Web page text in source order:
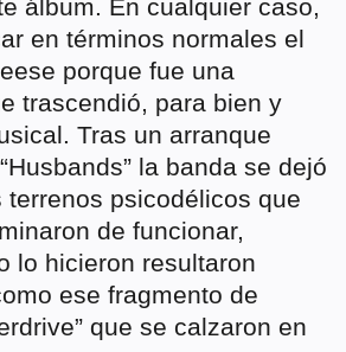
álbum. En cualquier caso,
en términos normales el
porque fue una
trascendió, para bien y
Tras un arranque
la banda se dejó
terrenos psicodélicos que
de funcionar,
lo hicieron resultaron
ese fragmento de
que se calzaron en